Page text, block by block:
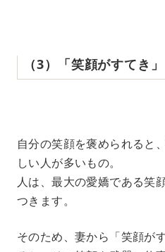
‌（‌3‌）‌「笑顔がすてき」
自分の笑顔を褒められると
しい人が多いもの。
人は、最大の愛嬌である笑
つきます。
そのため、妻から「笑顔が